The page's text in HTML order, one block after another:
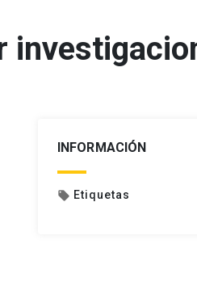
INFORMACIÓN
local_offer Etiquetas